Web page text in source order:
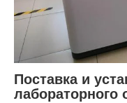
Поставка и
лабораторного